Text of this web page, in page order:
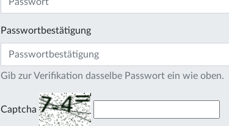
Passwortbestätigung
Gib zur Verifikation dasselbe Passwort ein wie oben.
Captcha